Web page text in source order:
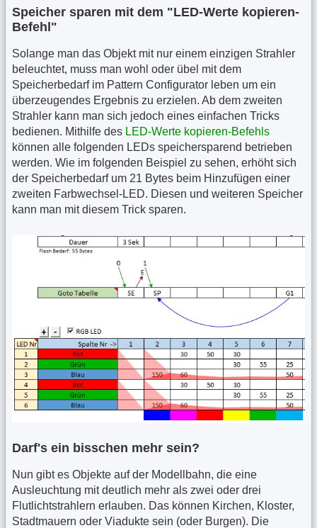
Speicher sparen mit dem "LED-Werte kopieren-
Befehl"
Solange man das Objekt mit nur einem einzigen Strahler
beleuchtet, muss man wohl oder übel mit dem
Speicherbedarf im Pattern Configurator leben um ein
überzeugendes Ergebnis zu erzielen. Ab dem zweiten
Strahler kann man sich jedoch eines einfachen Tricks
bedienen. Mithilfe des LED-Werte kopieren-Befehls
können alle folgenden LEDs speichersparend betrieben
werden. Wie im folgenden Beispiel zu sehen, erhöht sich
der Speicherbedarf um 21 Bytes beim Hinzufügen einer
zweiten Farbwechsel-LED. Diesen und weiteren Speicher
kann man mit diesem Trick sparen.
Darf's ein bisschen mehr sein?
Nun gibt es Objekte auf der Modellbahn, die eine
Ausleuchtung mit deutlich mehr als zwei oder drei
Flutlichtstrahlern erlauben. Das können Kirchen, Kloster,
Stadtmauern oder Viadukte sein (oder Burgen). Die